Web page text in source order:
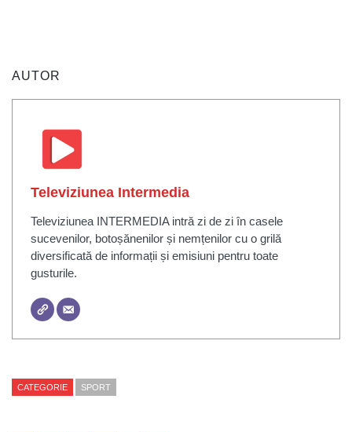
AUTOR
Televiziunea Intermedia
Televiziunea INTERMEDIA intră zi de zi în casele
sucevenilor, botoșănenilor și nemțenilor cu o grilă
diversificată de informații și emisiuni pentru toate
gusturile.
CATEGORIE SPORT